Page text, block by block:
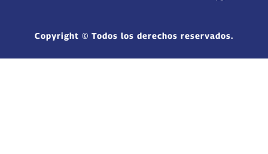
Copyright © Todos los derechos reservados.